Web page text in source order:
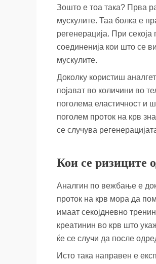
Зошто е тоа така? Прва
мускулите. Таа болка е
регенерација. При
соединенија кои што се
мускулите.
Доколку користиш
појават во количини во
поголема еластичност и
поголем проток на крв
се случува
Кои се ризиците
Аналгин по вежбање е
проток на крв мора да
имаат секојдневно
креатинин во крв што
ќе се случи да после
Исто така направен е